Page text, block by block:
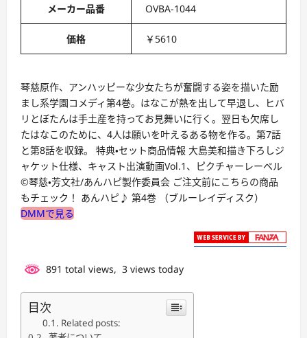
メーカー品番 OVBA-1044
価格 ￥5610
琴慈原作、アンハッピーな少女たちが奮闘する姿を描いた励
まし系学園コメディ第4巻。はなこが熱を出して早退し、ヒバ
リとぼたんは手土産を持ってお見舞いに行く。翌日も欠席し
たはなこのために、4人は願いを叶えるある物を作る。第7話
と第8話を収録。 特典・セット商品情報 大島美和描き下ろしジ
ャケット仕様、キャスト出演動画Vol.1、ピクチャーレーベル
©琴慈・芳文社/あんハピ製作委員会 ご注文前にこちらの商品
もチェック！ あんハピ♪ 第4巻 （ブルーレイディスク）
DMMで見る
891 total views, 3 views today
目次
Related posts: